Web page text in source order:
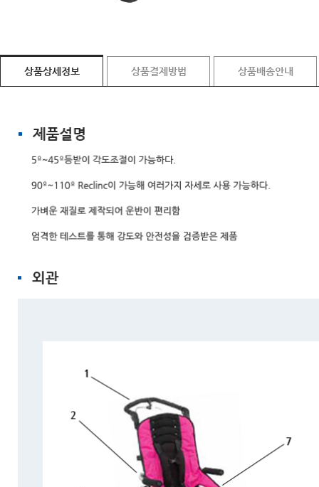
상품상세정보 상품결제방법 상품배송안내